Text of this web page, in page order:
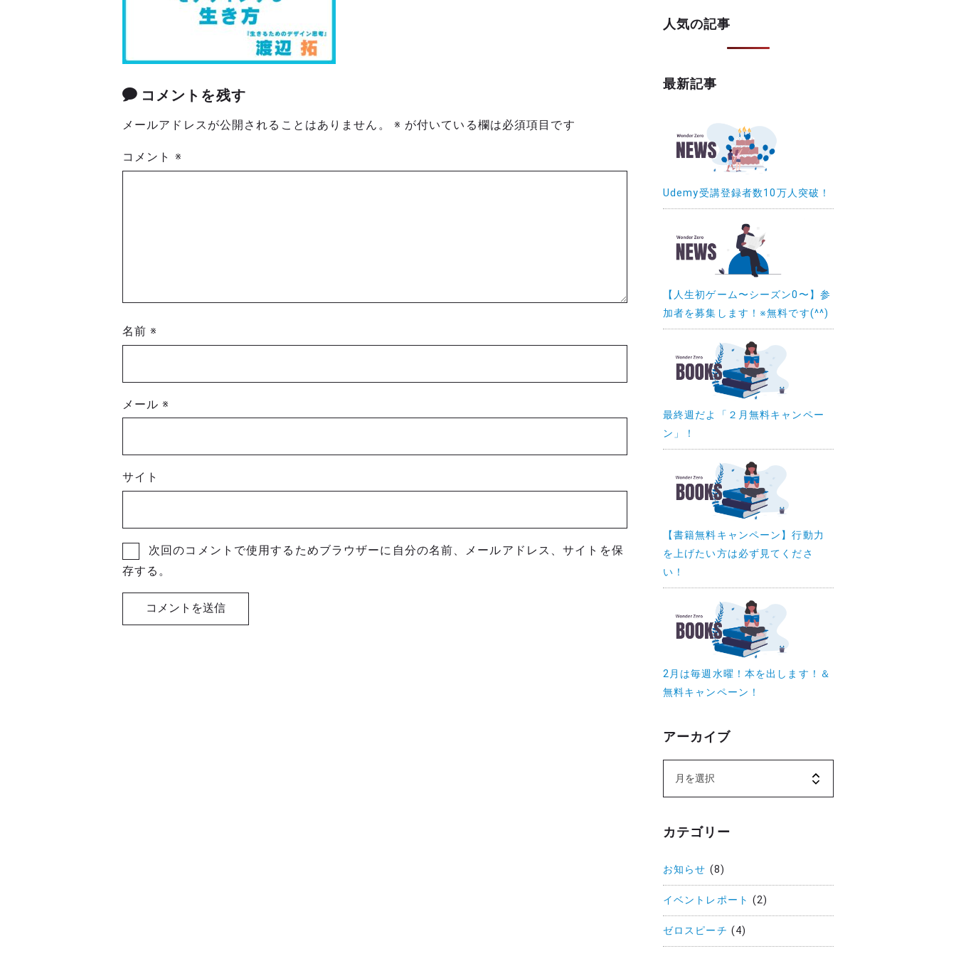
コメントを残す
メールアドレスが公開されることはありません。 ※ が付いている欄は必須項目です
コメント ※
名前※
メール※
サイト
次回のコメントで使用するためブラウザーに自分の名前、メールアドレス、サイトを保
存する。
人気の記事
最新記事
Udemy受講登録者数10万人突破！
【人生初ゲーム〜シーズン0〜】参
加者を募集します！※無料です(^^)
最終週だよ「２月無料キャンペー
ン」！
【書籍無料キャンペーン】行動力
を上げたい方は必ず見てくださ
い！
2月は毎週水曜！本を出します！＆
無料キャンペーン！
アーカイブ
カテゴリー
お知らせ (8)
イベントレポート (2)
ゼロスピーチ (4)